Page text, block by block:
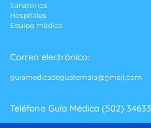
Sanatorios
Hospitales
Equipo médico
Correo electrónico:
guiamedicadeguatemala@gmail.com
Teléfono Guía Médica (502)